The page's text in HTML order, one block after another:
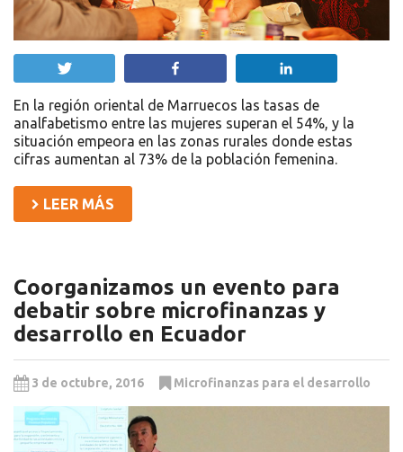
En la región oriental de Marruecos las tasas de
analfabetismo entre las mujeres superan el 54%, y la
situación empeora en las zonas rurales donde estas
cifras aumentan al 73% de la población femenina.
LEER MÁS
Coorganizamos un evento para
debatir sobre microfinanzas y
desarrollo en Ecuador
3 de octubre, 2016 Microfinanzas para el desarrollo